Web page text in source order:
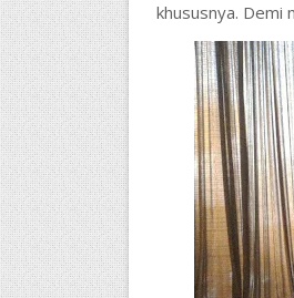
khususnya. Demi